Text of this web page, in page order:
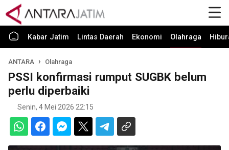
Kabar Jatim Lintas Daerah Ekonomi Olahraga
ANTARA Olahraga
PSSI konfirmasi rumput SUGBK belum
perlu diperbaiki
Senin, 4 Mei 2026 22:15